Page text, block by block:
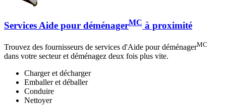
Services Aide pour déménagerMC à proximité
Trouvez des fournisseurs de services d'Aide pour déménagerMC
dans votre secteur et déménagez deux fois plus vite.
Charger et décharger
Emballer et déballer
Conduire
Nettoyer